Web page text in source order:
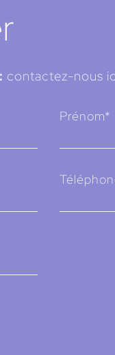
contactez-nous
Prénom*